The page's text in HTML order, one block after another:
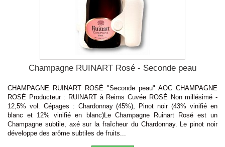
Champagne RUINART Rosé - Seconde peau
CHAMPAGNE RUINART ROSÉ "Seconde peau" AOC CHAMPAGNE
ROSÉ Producteur : RUINART à Reims Cuvée ROSÉ Non millésimé -
12,5% vol. Cépages : Chardonnay (45%), Pinot noir (43% vinifié en
blanc et 12% vinifié en blanc)Le Champagne Ruinart Rosé est un
Champagne subtile, axé sur la fraîcheur du Chardonnay. Le pinot noir
développe des arôme subtiles de fruits...